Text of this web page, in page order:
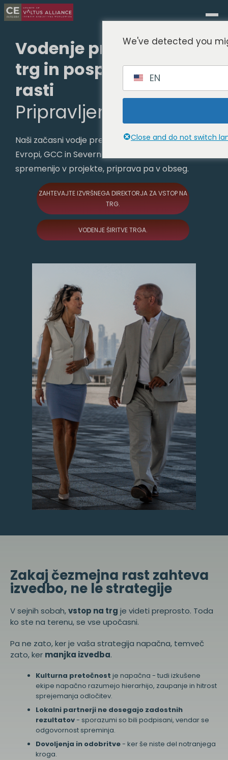
Vodenje pri vstopu na
trg in pospeševanju
rasti
Pripravljeno v 72 urah.
Naši začasni vodje prevzamejo izvajanje rasti v
Evropi, GCC in Severni Ameriki - načrti se
spremenijo v projekte, priprava pa v obseg.
ZAHTEVAJTE IZVRŠNEGA DIREKTORJA ZA VSTOP NA
TRG.
VODENJE ŠIRITVE TRGA.
Zakaj čezmejna rast zahteva
izvedbo, ne le strategije
V sejnih sobah,vstop na trg je videti preprosto. Toda
ko ste na terenu, se vse upočasni.
Pa ne zato, ker je vaša strategija napačna, temveč
zato, ker manjka izvedba.
Kulturna pretočnost je napačna - tudi izkušene
ekipe napačno razumejo hierarhijo, zaupanje in hitrost
sprejemanja odločitev.
Lokalni partnerji ne dosegajo zadostnih
rezultatov- sporazumi so bili podpisani, vendar se
odgovornost spreminja.
Dovoljenja in odobritve- ker še niste del notranjega
kroga.
We've detected you
EN
Close and do not switch